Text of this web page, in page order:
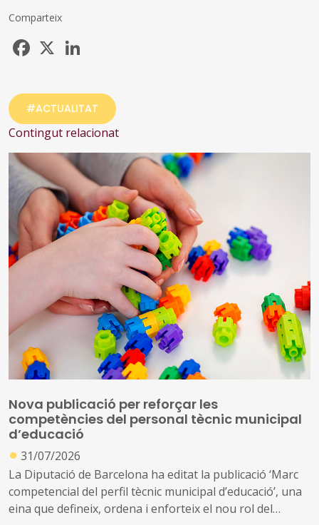
Comparteix
Facebook
#ACTUALITAT
Contingut relacionat
Nova publicació per reforçar les
competències del personal tècnic municipal
d’educació
● 31/07/2026
La Diputació de Barcelona ha editat la publicació ‘Marc
competencial del perfil tècnic municipal d’educació’, una
eina que defineix, ordena i enforteix el nou rol del